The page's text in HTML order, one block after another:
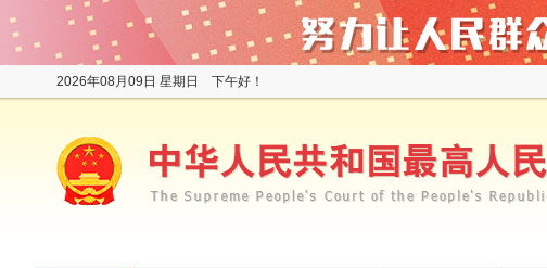
2026年08月09日 星期日 下午好！